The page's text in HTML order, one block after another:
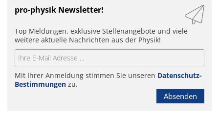
pro-physik Newsletter!
Top Meldungen, exklusive Stellenangebote und viele
weitere aktuelle Nachrichten aus der Physik!
Mit Ihrer Anmeldung stimmen Sie unseren Datenschutz-
Bestimmungen zu.
Absenden